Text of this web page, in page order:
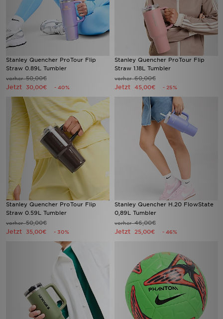
Stanley Quencher ProTour Flip
Straw 0.89L Tumbler
vorher50,00€
Jetzt 30,00€ - 40%
Stanley Quencher ProTour Flip
Straw 1.18L Tumbler
vorher60,00€
Jetzt 45,00€ - 25%
Stanley Quencher ProTour Flip
Straw 0.59L Tumbler
vorher50,00€
Jetzt 35,00€ - 30%
Stanley Quencher H.20 FlowState
0,89L Tumbler
vorher46,00€
Jetzt 25,00€ - 46%